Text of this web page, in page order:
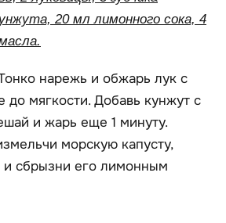
20 мл лимонного сока, 4
нарежь и обжарь лук с
до мягкости. Добавь кунжут с
и жарь еще 1 минуту.
морскую капусту,
и сбрызни его лимонным